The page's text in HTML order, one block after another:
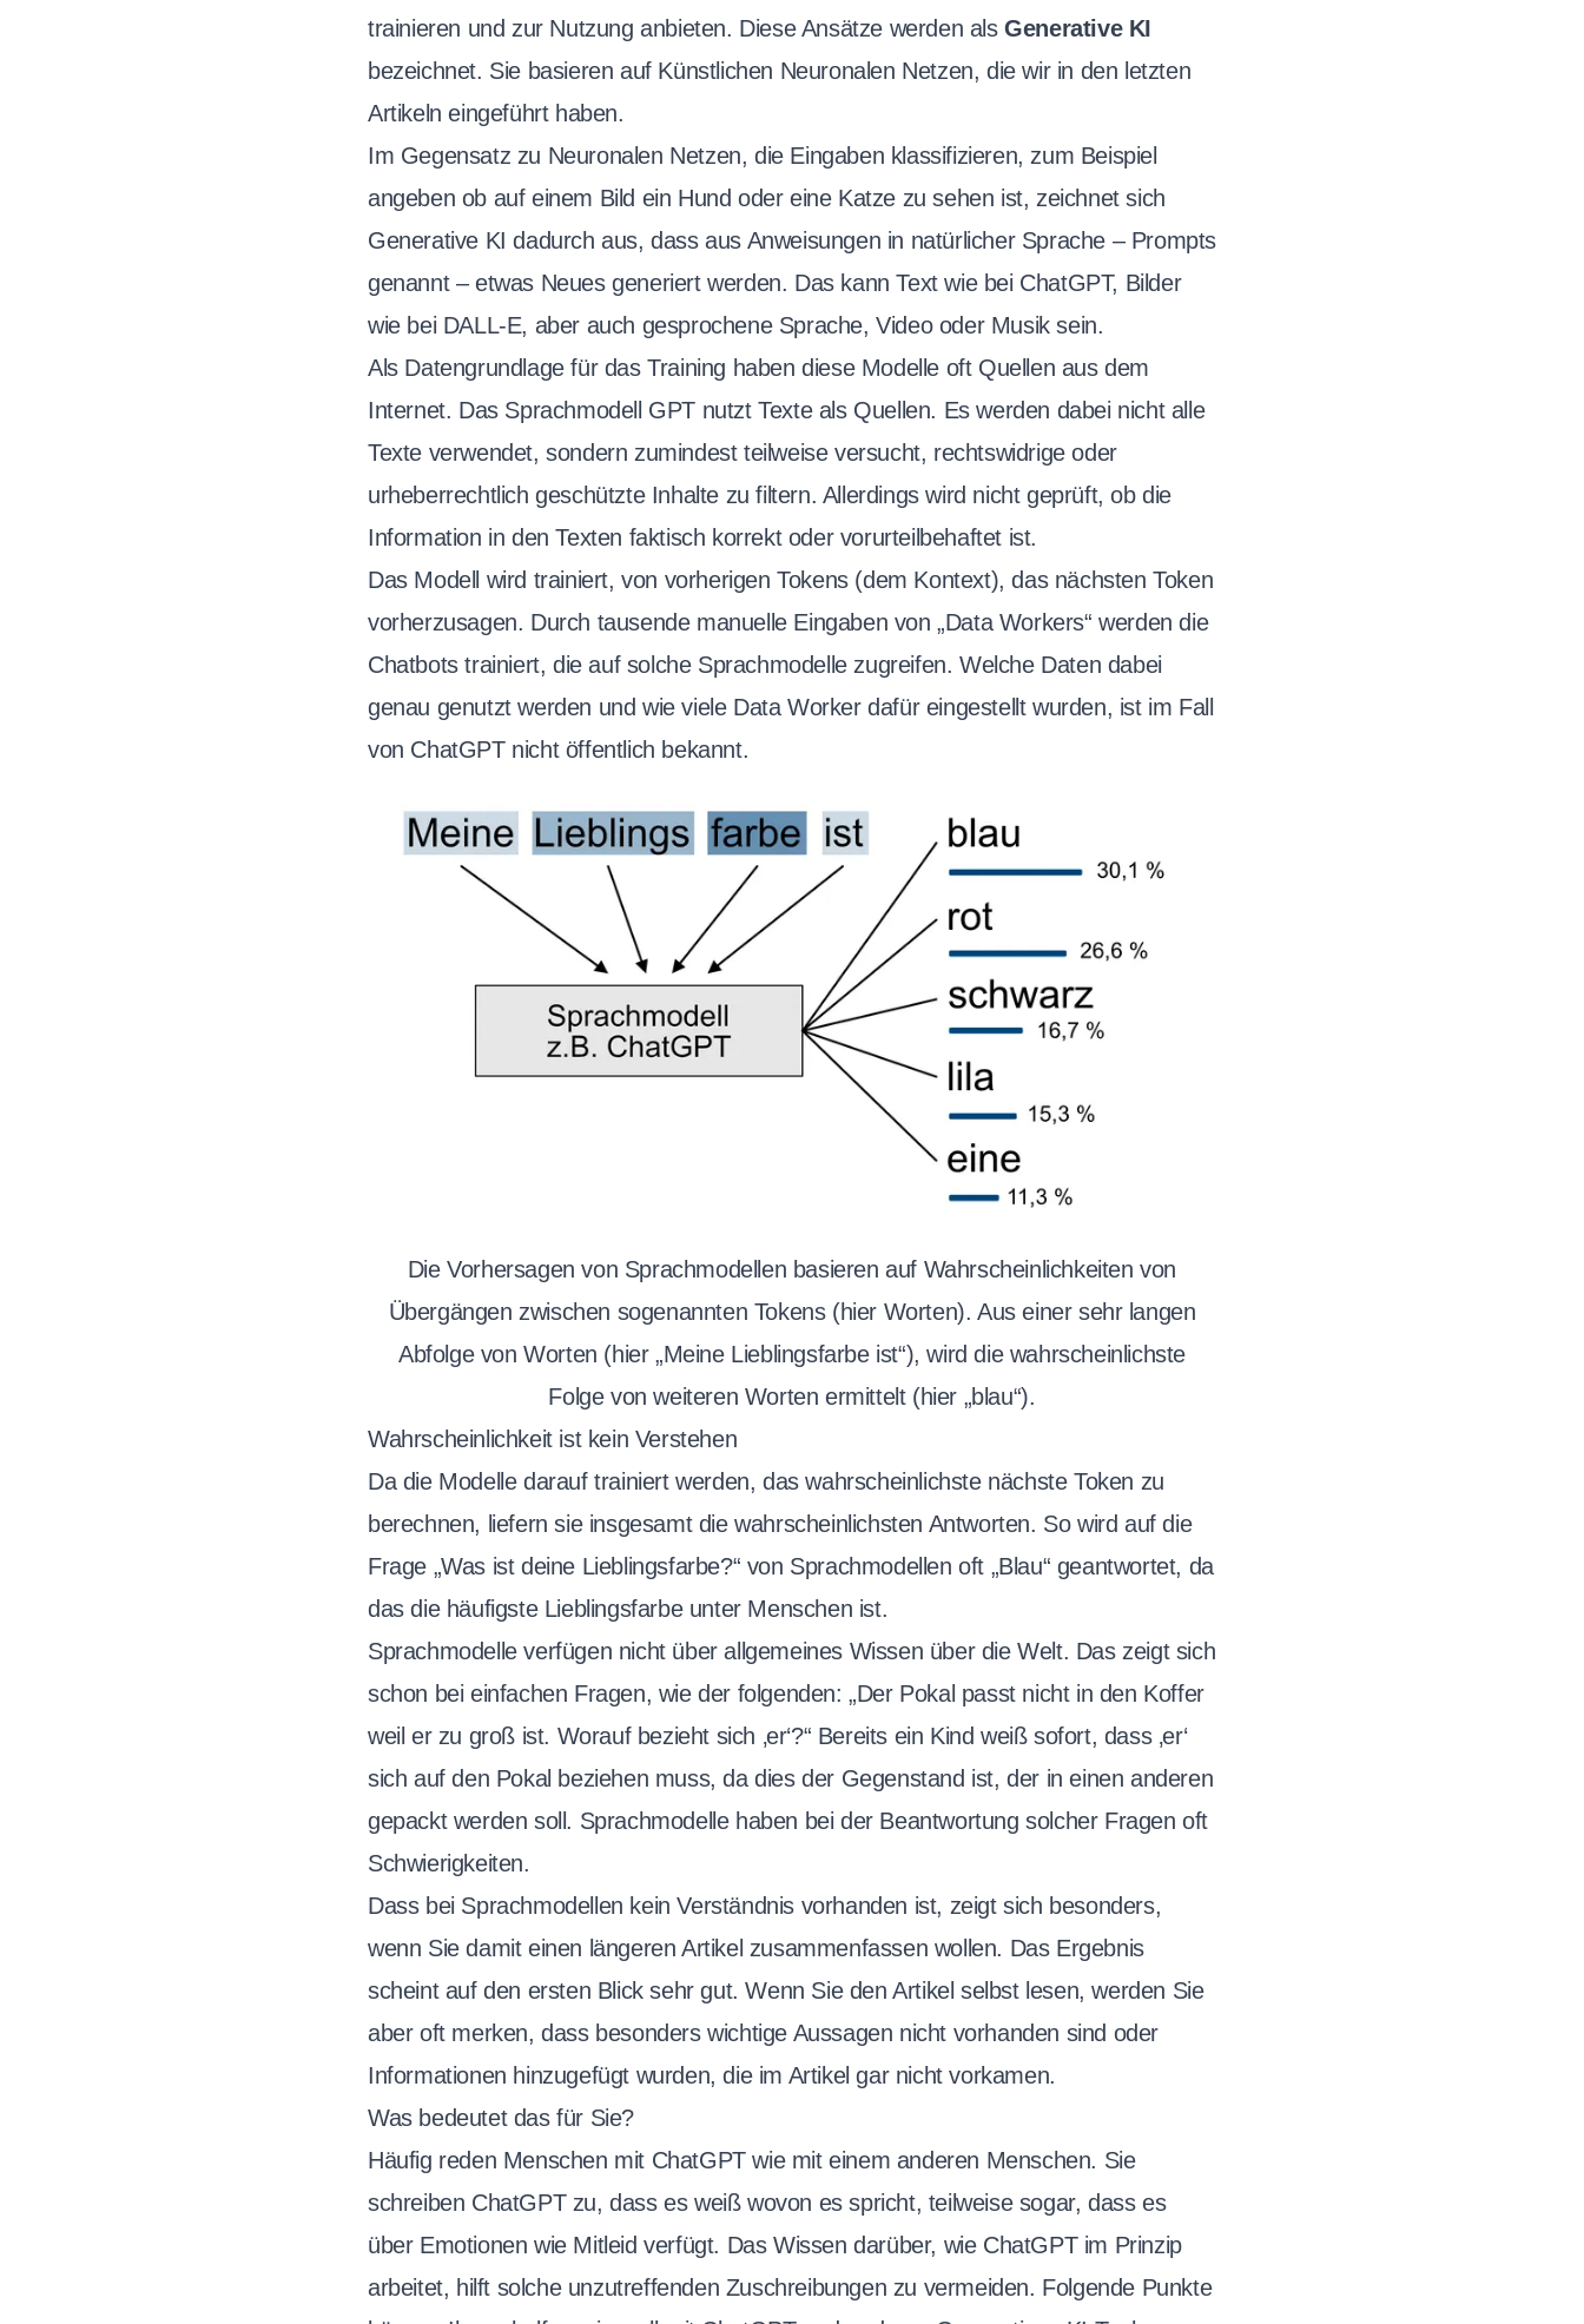
trainieren und zur Nutzung anbieten. Diese Ansätze werden alsGenerative KI
bezeichnet. Sie basieren auf Künstlichen Neuronalen Netzen, die wir in den letzten
Artikeln eingeführt haben.
Im Gegensatz zu Neuronalen Netzen, die Eingaben klassifizieren, zum Beispiel
angeben ob auf einem Bild ein Hund oder eine Katze zu sehen ist, zeichnet sich
Generative KI dadurch aus, dass aus Anweisungen in natürlicher Sprache – Prompts
genannt – etwas Neues generiert werden. Das kann Text wie bei ChatGPT, Bilder
wie bei DALL-E, aber auch gesprochene Sprache, Video oder Musik sein.
Als Datengrundlage für das Training haben diese Modelle oft Quellen aus dem
Internet. Das Sprachmodell GPT nutzt Texte als Quellen. Es werden dabei nicht alle
Texte verwendet, sondern zumindest teilweise versucht, rechtswidrige oder
urheberrechtlich geschützte Inhalte zu filtern. Allerdings wird nicht geprüft, ob die
Information in den Texten faktisch korrekt oder vorurteilbehaftet ist.
Das Modell wird trainiert, von vorherigen Tokens (dem Kontext), das nächsten Token
vorherzusagen. Durch tausende manuelle Eingaben von „Data Workers“ werden die
Chatbots trainiert, die auf solche Sprachmodelle zugreifen. Welche Daten dabei
genau genutzt werden und wie viele Data Worker dafür eingestellt wurden, ist im Fall
von ChatGPT nicht öffentlich bekannt.
Die Vorhersagen von Sprachmodellen basieren auf Wahrscheinlichkeiten von
Übergängen zwischen sogenannten Tokens (hier Worten). Aus einer sehr langen
Abfolge von Worten (hier „Meine Lieblingsfarbe ist“), wird die wahrscheinlichste
Folge von weiteren Worten ermittelt (hier „blau“).
Wahrscheinlichkeit ist kein Verstehen
Da die Modelle darauf trainiert werden, das wahrscheinlichste nächste Token zu
berechnen, liefern sie insgesamt die wahrscheinlichsten Antworten. So wird auf die
Frage „Was ist deine Lieblingsfarbe?“ von Sprachmodellen oft „Blau“ geantwortet, da
das die häufigste Lieblingsfarbe unter Menschen ist.
Sprachmodelle verfügen nicht über allgemeines Wissen über die Welt. Das zeigt sich
schon bei einfachen Fragen, wie der folgenden: „Der Pokal passt nicht in den Koffer
weil er zu groß ist. Worauf bezieht sich ‚er‘?“ Bereits ein Kind weiß sofort, dass ‚er‘
sich auf den Pokal beziehen muss, da dies der Gegenstand ist, der in einen anderen
gepackt werden soll. Sprachmodelle haben bei der Beantwortung solcher Fragen oft
Schwierigkeiten.
Dass bei Sprachmodellen kein Verständnis vorhanden ist, zeigt sich besonders,
wenn Sie damit einen längeren Artikel zusammenfassen wollen. Das Ergebnis
scheint auf den ersten Blick sehr gut. Wenn Sie den Artikel selbst lesen, werden Sie
aber oft merken, dass besonders wichtige Aussagen nicht vorhanden sind oder
Informationen hinzugefügt wurden, die im Artikel gar nicht vorkamen.
Was bedeutet das für Sie?
Häufig reden Menschen mit ChatGPT wie mit einem anderen Menschen. Sie
schreiben ChatGPT zu, dass es weiß wovon es spricht, teilweise sogar, dass es
über Emotionen wie Mitleid verfügt. Das Wissen darüber, wie ChatGPT im Prinzip
arbeitet, hilft solche unzutreffenden Zuschreibungen zu vermeiden. Folgende Punkte